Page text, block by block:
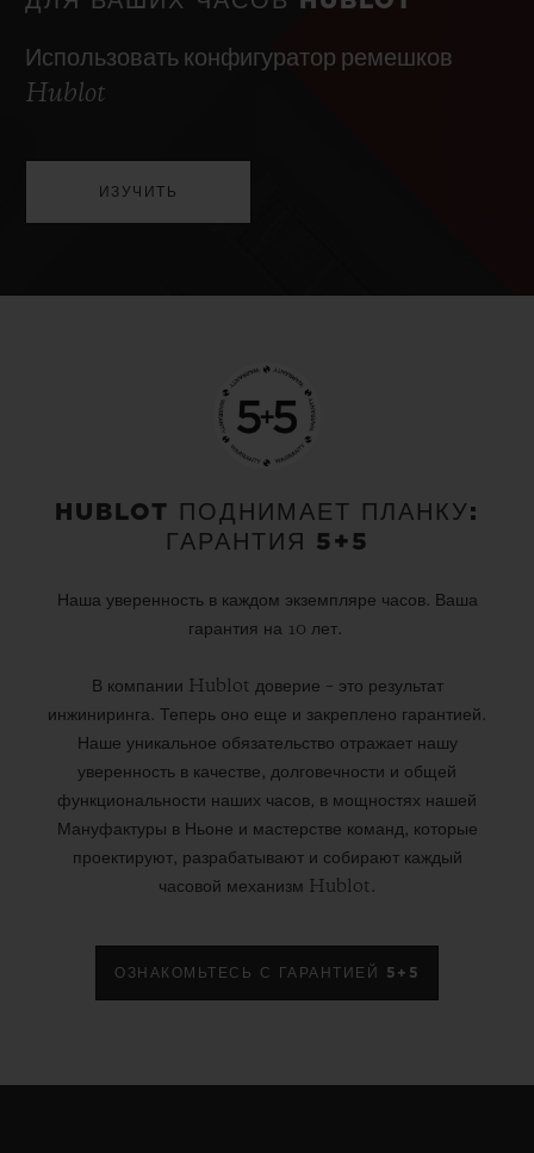
Использовать конфигуратор ремешков
Hublot
ИЗУЧИТЬ
HUBLOT ПОДНИМАЕТ ПЛАНКУ:
ГАРАНТИЯ 5+5
Наша уверенность в каждом экземпляре часов. Ваша
гарантия на 10 лет.
В компании Hublot доверие – это результат
инжиниринга. Теперь оно еще и закреплено гарантией.
Наше уникальное обязательство отражает нашу
уверенность в качестве, долговечности и общей
функциональности наших часов, в мощностях нашей
Мануфактуры в Ньоне и мастерстве команд, которые
проектируют, разрабатывают и собирают каждый
часовой механизм Hublot.
ОЗНАКОМЬТЕСЬ С ГАРАНТИЕЙ 5+5